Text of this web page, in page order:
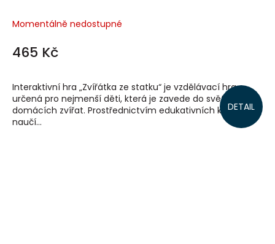
Momentálně nedostupné
465 Kč
DETAIL
Interaktivní hra „Zvířátka ze statku“ je vzdělávací hra
určená pro nejmenší děti, která je zavede do světa
domácích zvířat. Prostřednictvím edukativních karet se
naučí...